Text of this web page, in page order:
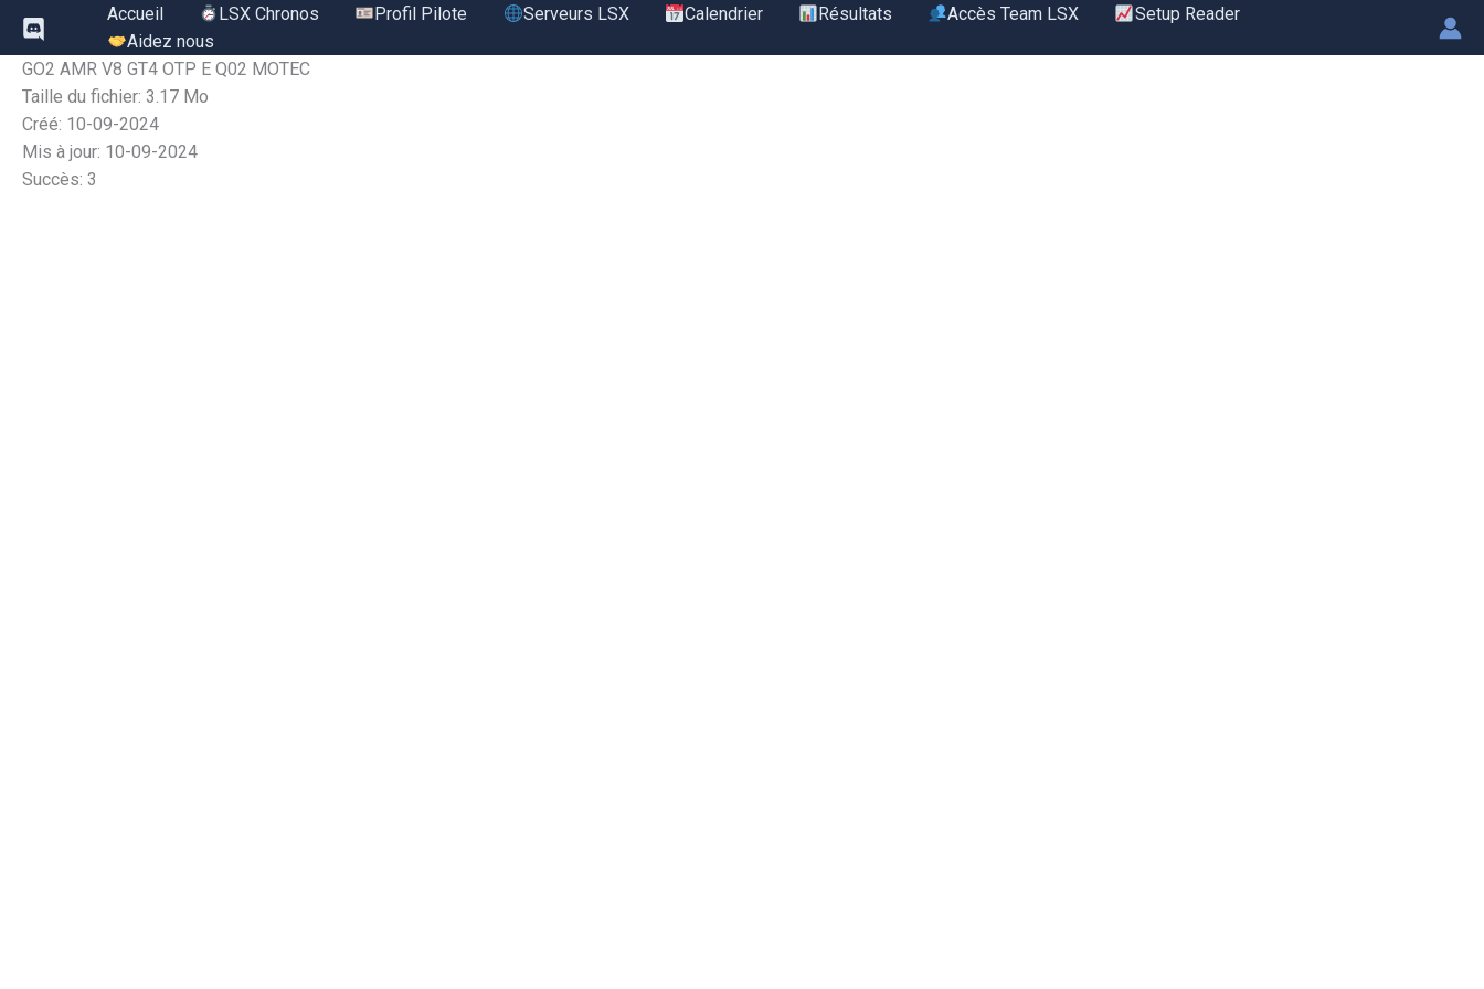
Aller
contenu
Accueil LSX Chronos Profil Pilote Serveurs LSX Calendrier Résultats Accès Team LSX
Setup Reader
Aidez nous
GO2 AMR V8 GT4 OTP E Q02 MOTEC
Taille du fichier: 3.17 Mo
Créé: 10-09-2024
Mis à jour: 10-09-2024
Succès: 3